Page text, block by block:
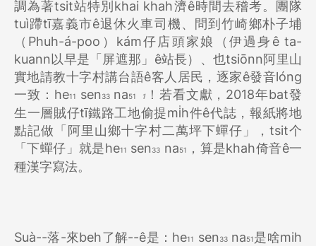
調為著tsit站特別khai khah濟ê時間去稽考。團隊
tuì蹛tī嘉義市ê退休火車司機、問到竹崎鄉朴子埔
（Phuh-á-poo）kám仔店頭家娘（伊過身ê ta-
kuann以早是「屏遮那」ê站長）、也tsiōnn阿里山
實地請教十字村講台語ê客人居民，逐家ê發音lóng
一致：he11 sen33na51 1！若看文獻，2018年bat發
生一層賊仔tī鐵路工地偷提mi̍h件ê代誌，報紙將地
點記做「阿里山鄉十字村二萬坪下蟬仔」，tsit个
「下蟬仔」就是he11 sen33 na51
，算是khah倚音ê一
種漢字寫法。
Suà--落-來beh了解--ê是：he11 sen33na51是啥mih